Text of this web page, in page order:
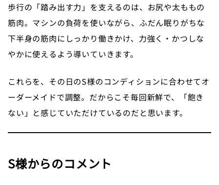
歩行の「踏み出す力」を支えるのは、お尻や太ももの
筋肉。マシンの負荷を使いながら、ふだん眠りがちな
下半身の筋肉にしっかり働きかけ、力強く・かつしな
やかに使えるよう導いていきます。
これらを、その日のS様のコンディションに合わせてオ
ーダーメイドで調整。だからこそ毎回新鮮で、「飽き
ない」と感じていただけているのだと思います。
S様からのコメント